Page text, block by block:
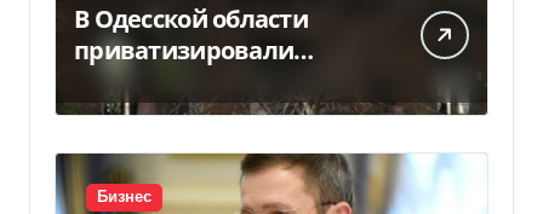
В Одесской области
приватизировали
«Хлебную базу №77» за
5,7 млн грн
Бизнес